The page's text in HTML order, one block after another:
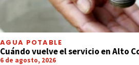
AGUA POTABLE
Cuándo vuelve el servicio en Alto
6 de agosto, 2026